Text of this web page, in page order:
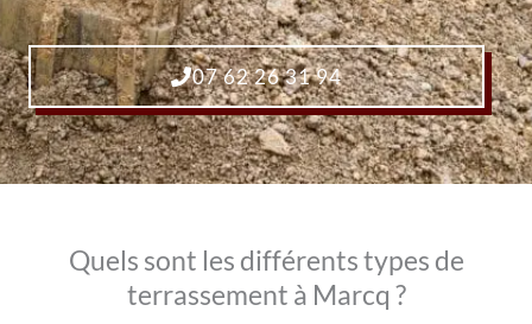
07 62 26 31 94
Quels sont les différents types de
terrassement à Marcq ?